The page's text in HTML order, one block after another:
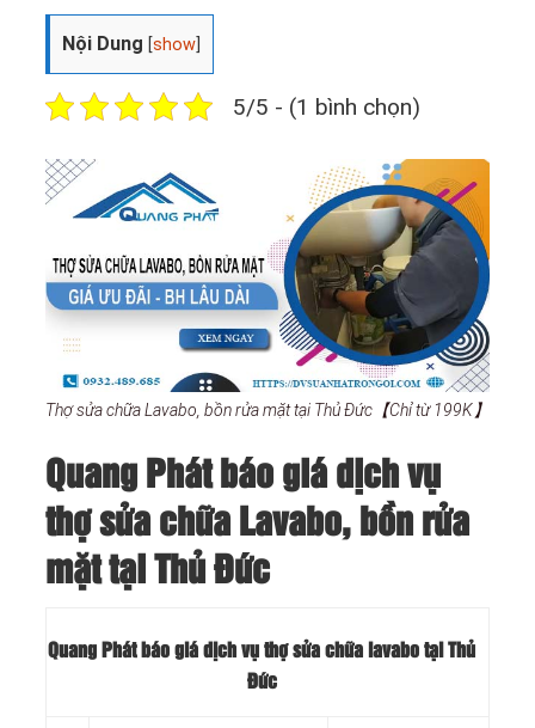
Nội Dung [show
5/5 - (1 bình chọn)
Thợ sửa chữa Lavabo, bồn rửa mặt tại Thủ Đức【Chỉ từ 199K】
Quang Phát báo giá dịch vụ
thợ sửa chữa Lavabo, bồn rửa
mặt tại Thủ Đức
Quang Phát báo giá dịch vụ thợ sửa chữa lavabo tại Thủ
Đức